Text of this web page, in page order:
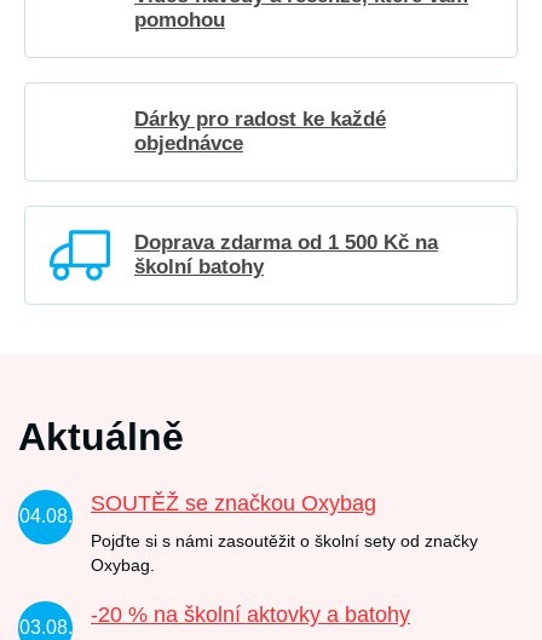
pomohou
Dárky pro radost ke každé
objednávce
Doprava zdarma od 1 500 Kč na
školní batohy
Aktuálně
04.08.
SOUTĚŽ se značkou Oxybag
Pojďte si s námi zasoutěžit o školní sety od značky
Oxybag.
03.08.
-20 % na školní aktovky a batohy